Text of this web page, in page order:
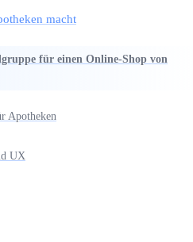
macht
für einen Online-Shop von
Apotheken
UX